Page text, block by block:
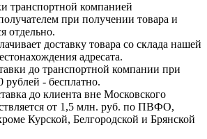
транспортной компанией
при получении товара и
отдельно.
доставку товара со склада нашей
адресата.
до транспортной компании при
рублей - бесплатно.
до клиента вне Московского
от 1,5 млн. руб. по ПВФО,
Курской, Белгородской и Брянской